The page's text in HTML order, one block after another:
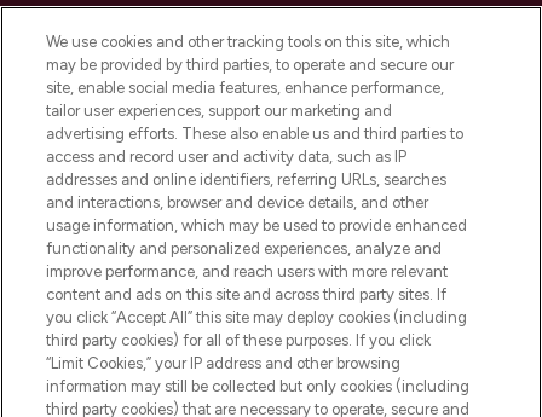
LOOKFANTASTIC ist Europas ultimativer
Beauty-Onlineshop mit den besten
Produkten aus Haut- und Haarpflege
sowie Make-Up von über 200
renommierten Marken. Shoppe online
oder über die App mit kostenloser
Lieferung ab einem Einkaufswert von 30€.
Cookie-Einwilligung
Do Not Sell or Share My Personal
Information
HILFE & INFORMATION
IMPRESSUM
We use cookies and other tracking tools on this site, which
may be provided by third parties, to operate and secure our
site, enable social media features, enhance performance,
tailor user experiences, support our marketing and
advertising efforts. These also enable us and third parties to
access and record user and activity data, such as IP
addresses and online identifiers, referring URLs, searches
and interactions, browser and device details, and other
usage information, which may be used to provide enhanced
functionality and personalized experiences, analyze and
improve performance, and reach users with more relevant
content and ads on this site and across third party sites. If
you click “Accept All” this site may deploy cookies (including
third party cookies) for all of these purposes. If you click
“Limit Cookies,” your IP address and other browsing
information may still be collected but only cookies (including
third party cookies) that are necessary to operate, secure and